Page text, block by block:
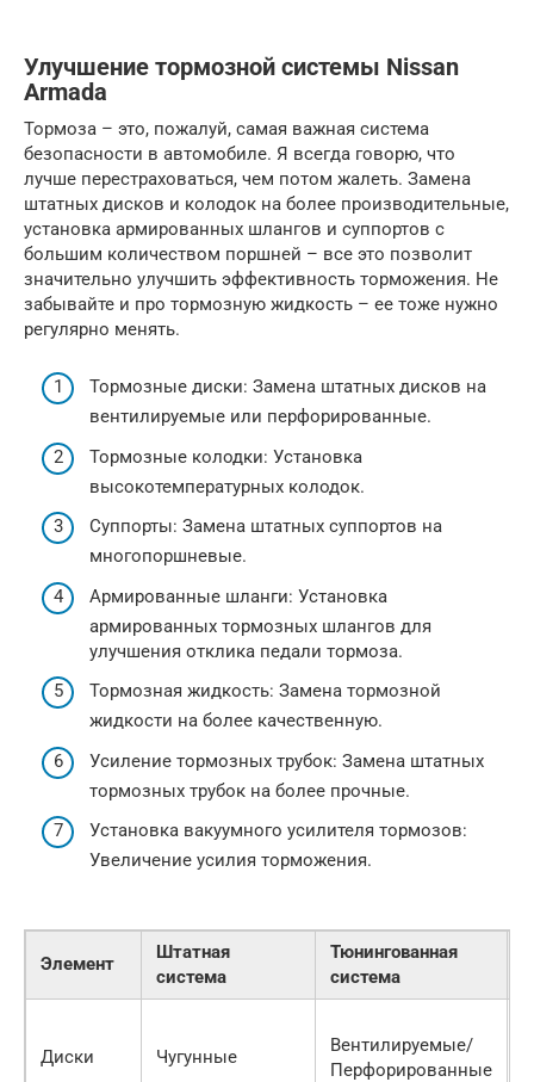
Улучшение тормозной системы Nissan
Armada
Тормоза – это, пожалуй, самая важная система
безопасности в автомобиле. Я всегда говорю, что
лучше перестраховаться, чем потом жалеть. Замена
штатных дисков и колодок на более производительные,
установка армированных шлангов и суппортов с
большим количеством поршней – все это позволит
значительно улучшить эффективность торможения. Не
забывайте и про тормозную жидкость – ее тоже нужно
регулярно менять.
Тормозные диски: Замена штатных дисков на
вентилируемые или перфорированные.
Тормозные колодки: Установка
высокотемпературных колодок.
Суппорты: Замена штатных суппортов на
многопоршневые.
Армированные шланги: Установка
армированных тормозных шлангов для
улучшения отклика педали тормоза.
Тормозная жидкость: Замена тормозной
жидкости на более качественную.
Усиление тормозных трубок: Замена штатных
тормозных трубок на более прочные.
Установка вакуумного усилителя тормозов:
Увеличение усилия торможения.
Элемент
Штатная
система
Тюнингованная
система
Диски Чугунные
Вентилируемые/
Перфорированные